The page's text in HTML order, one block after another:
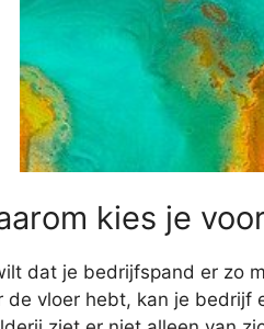
kies je
dat je bedrijfspand er zo
de vloer hebt, kan je bedrijf